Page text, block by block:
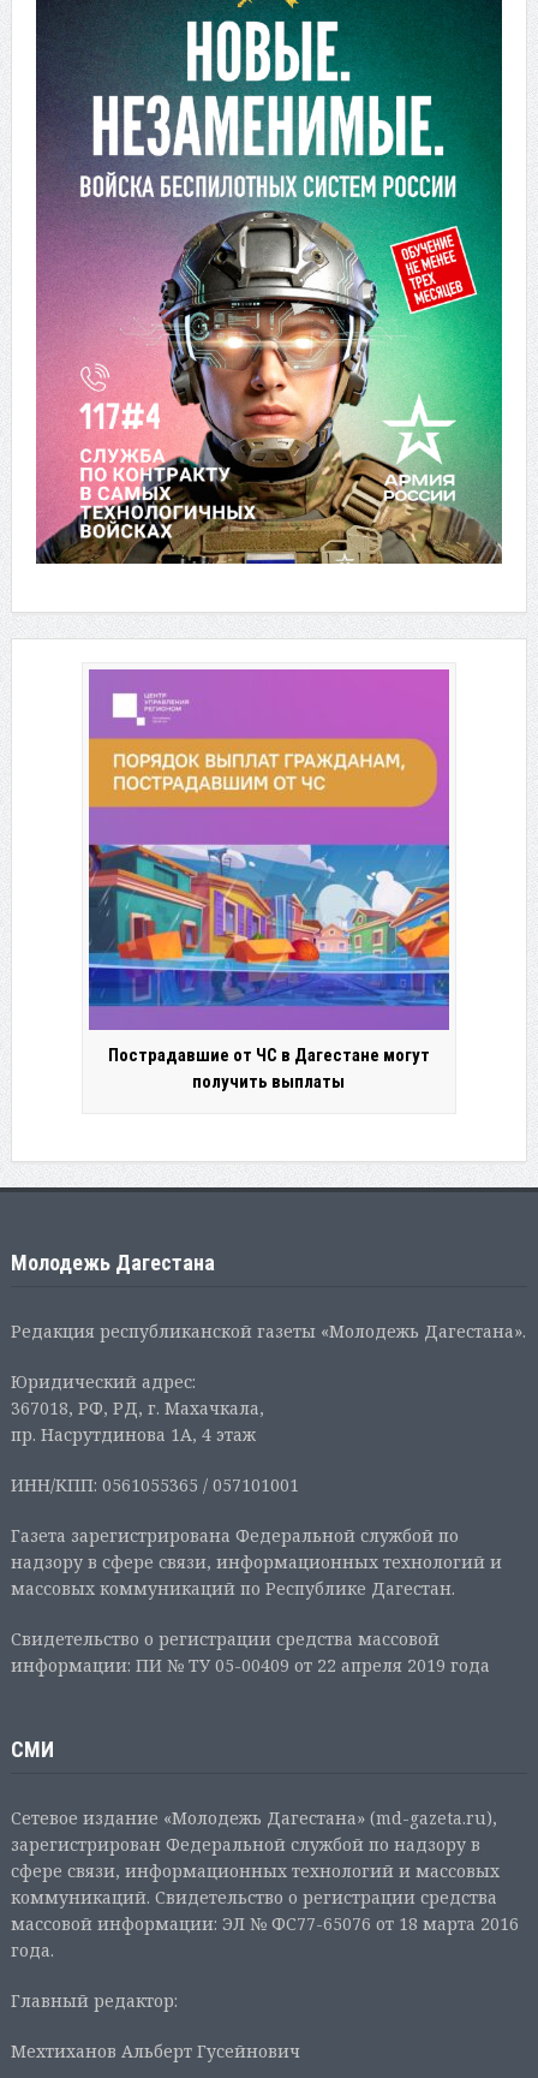
Пострадавшие от ЧС в Дагестане могут
получить выплаты
Молодежь Дагестана
Редакция республиканской газеты «Молодежь Дагестана».
Юридический адрес:
367018, РФ, РД, г. Махачкала,
пр. Насрутдинова 1А, 4 этаж
ИНН/КПП: 0561055365 / 057101001
Газета зарегистрирована Федеральной службой по
надзору в сфере связи, информационных технологий и
массовых коммуникаций по Республике Дагестан.
Свидетельство о регистрации средства массовой
информации: ПИ № ТУ 05-00409 от 22 апреля 2019 года
СМИ
Сетевое издание «Молодежь Дагестана» (md-gazeta.ru),
зарегистрирован Федеральной службой по надзору в
сфере связи, информационных технологий и массовых
коммуникаций. Свидетельство о регистрации средства
массовой информации: ЭЛ № ФС77-65076 от 18 марта 2016
года.
Главный редактор:
Мехтиханов Альберт Гусейнович